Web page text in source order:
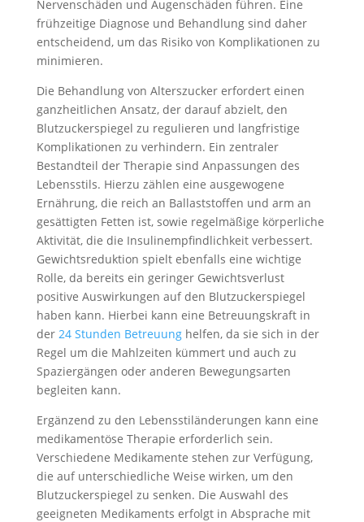
Nervenschäden und Augenschäden führen. Eine
frühzeitige Diagnose und Behandlung sind daher
entscheidend, um das Risiko von Komplikationen zu
minimieren.
Die Behandlung von Alterszucker erfordert einen
ganzheitlichen Ansatz, der darauf abzielt, den
Blutzuckerspiegel zu regulieren und langfristige
Komplikationen zu verhindern. Ein zentraler
Bestandteil der Therapie sind Anpassungen des
Lebensstils. Hierzu zählen eine ausgewogene
Ernährung, die reich an Ballaststoffen und arm an
gesättigten Fetten ist, sowie regelmäßige körperliche
Aktivität, die die Insulinempfindlichkeit verbessert.
Gewichtsreduktion spielt ebenfalls eine wichtige
Rolle, da bereits ein geringer Gewichtsverlust
positive Auswirkungen auf den Blutzuckerspiegel
haben kann. Hierbei kann eine Betreuungskraft in
der 24 Stunden Betreuunghelfen, da sie sich in der
Regel um die Mahlzeiten kümmert und auch zu
Spaziergängen oder anderen Bewegungsarten
begleiten kann.
Ergänzend zu den Lebensstiländerungen kann eine
medikamentöse Therapie erforderlich sein.
Verschiedene Medikamente stehen zur Verfügung,
die auf unterschiedliche Weise wirken, um den
Blutzuckerspiegel zu senken. Die Auswahl des
geeigneten Medikaments erfolgt in Absprache mit